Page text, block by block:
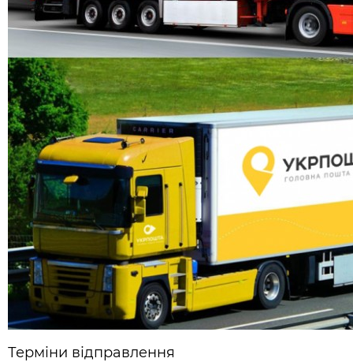
Терміни відправлення